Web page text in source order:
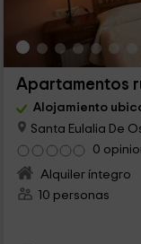
Apartamentos
Alojamiento
Santa Eulalia De
0
Alquiler íntegro
10 personas